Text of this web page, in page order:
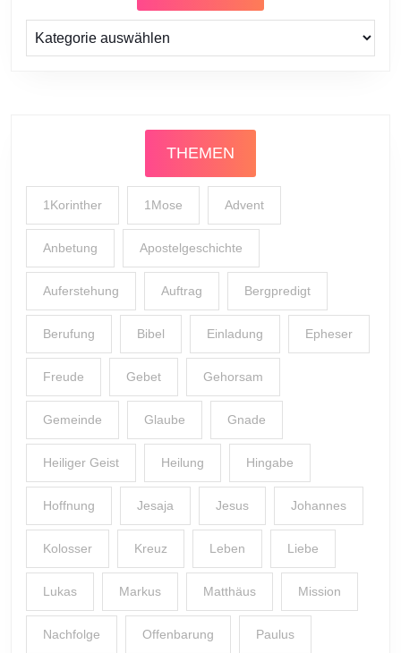
Prediger
THEMEN
1Korinther 1Mose Advent
Anbetung Apostelgeschichte
Auferstehung Auftrag Bergpredigt
Berufung Bibel Einladung Epheser
Freude Gebet Gehorsam
Gemeinde Glaube Gnade
Heiliger Geist Heilung Hingabe
Hoffnung Jesaja Jesus Johannes
Kolosser Kreuz Leben Liebe
Lukas Markus Matthäus Mission
Nachfolge Offenbarung Paulus